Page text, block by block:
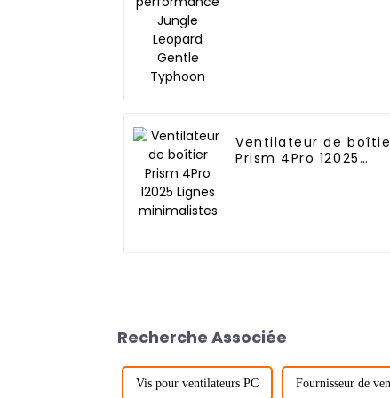
Ventilateur de
Prism 4Pro 12025
Recherche Associée
Vis pour ventilateurs PC Fournisseur de